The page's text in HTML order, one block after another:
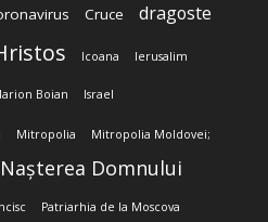
Cruce dragoste
Icoana Ierusalim
Boian Israel
Mitropolia Mitropolia Moldovei;
Nașterea Domnului
Patriarhia de la Moscova